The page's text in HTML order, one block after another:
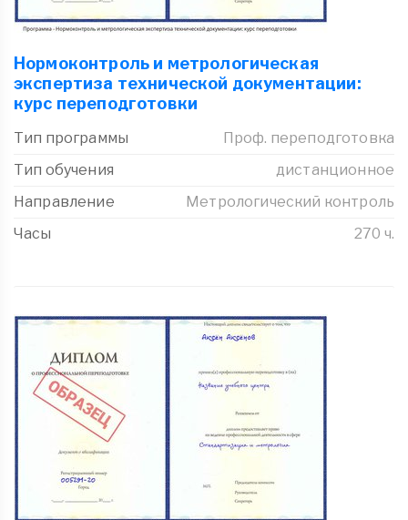
Нормоконтроль и метрологическая
экспертиза технической документации:
курс переподготовки
Тип программы
Проф. переподготовка
Тип обучения
дистанционное
Направление
Метрологический контроль
Часы
270 ч.